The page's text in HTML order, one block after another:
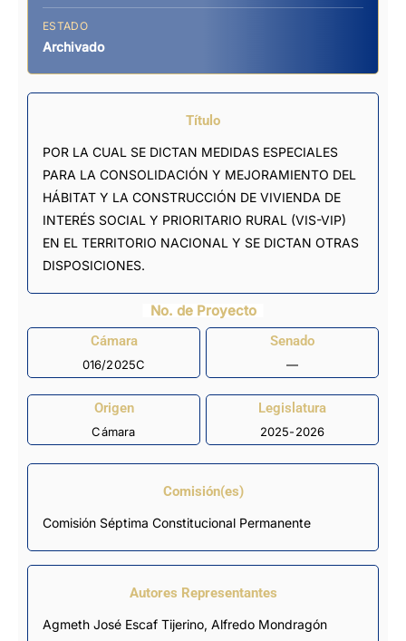
ESTADO
Archivado
Título
POR LA CUAL SE DICTAN MEDIDAS ESPECIALES
PARA LA CONSOLIDACIÓN Y MEJORAMIENTO DEL
HÁBITAT Y LA CONSTRUCCIÓN DE VIVIENDA DE
INTERÉS SOCIAL Y PRIORITARIO RURAL (VIS-VIP)
EN EL TERRITORIO NACIONAL Y SE DICTAN OTRAS
DISPOSICIONES.
No. de Proyecto
Cámara
016/2025C
Senado
—
Origen
Cámara
Legislatura
2025-2026
Comisión(es)
Comisión Séptima Constitucional Permanente
Autores Representantes
Agmeth José Escaf Tijerino, Alfredo Mondragón